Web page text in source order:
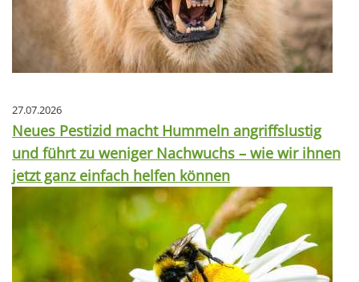
27.07.2026
Neues Pestizid macht Hummeln angriffslustig
und führt zu weniger Nachwuchs – wie wir ihnen
jetzt ganz einfach helfen können